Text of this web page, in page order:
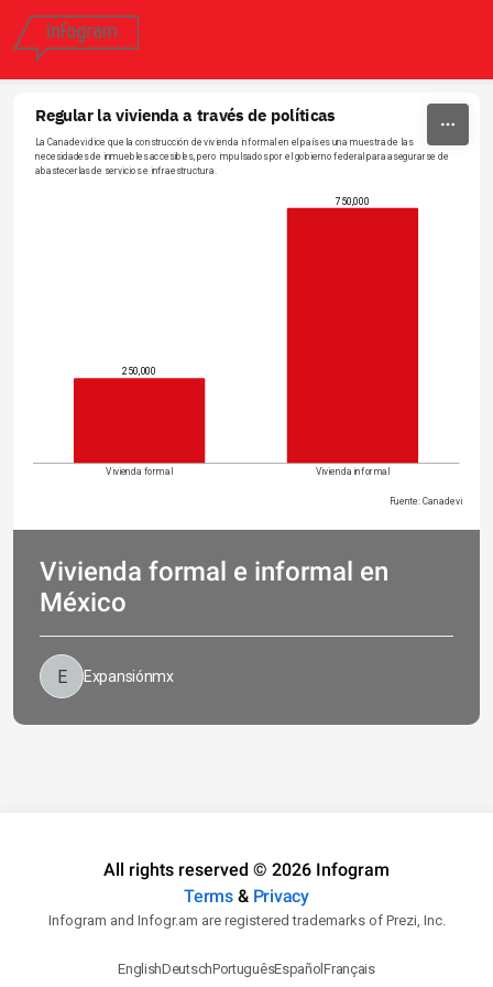
Regular la vivienda a través de políticas
La Canadevi dice que la construcción de vivienda informal en el país es una muestra de las
necesidades de inmuebles accesibles, pero impulsados por el gobierno federal para asegurarse de
abastecerlas de servicios e infraestructura.
Vivienda formal Vivienda informal
250,000
750,000
Fuente: Canadevi
Vivienda formal e informal en
México
Expansiónmx
All rights reserved © 2026 Infogram
Terms& Privacy
Infogram and Infogr.am are registered trademarks of Prezi, Inc.
EnglishDeutschPortuguêsEspañolFrançais